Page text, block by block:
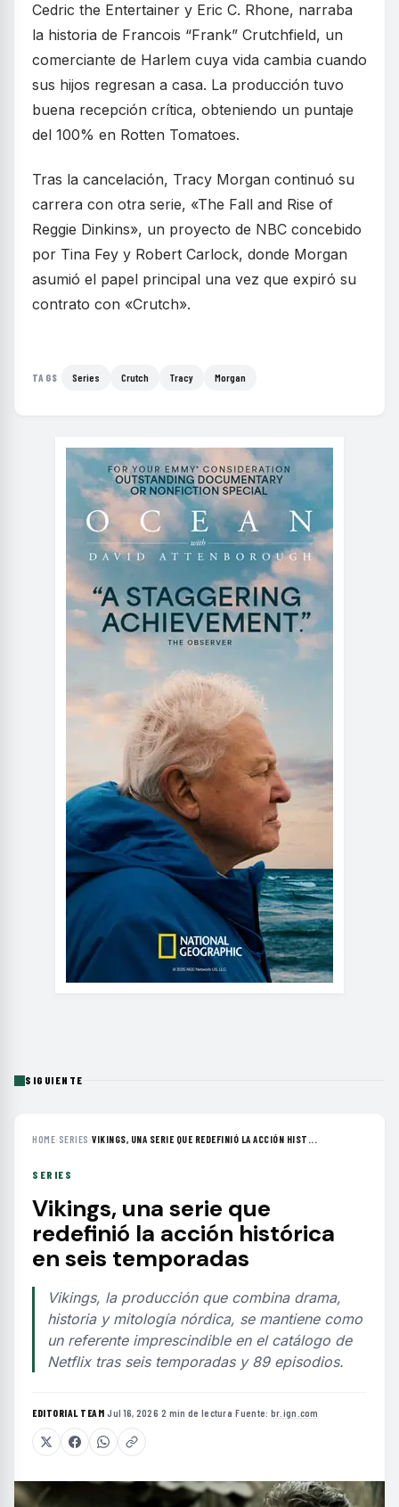
Cedric the Entertainer y Eric C. Rhone, narraba
la historia de Francois “Frank” Crutchfield, un
comerciante de Harlem cuya vida cambia cuando
sus hijos regresan a casa. La producción tuvo
buena recepción crítica, obteniendo un puntaje
del 100% en Rotten Tomatoes.
Tras la cancelación, Tracy Morgan continuó su
carrera con otra serie, «The Fall and Rise of
Reggie Dinkins», un proyecto de NBC concebido
por Tina Fey y Robert Carlock, donde Morgan
asumió el papel principal una vez que expiró su
contrato con «Crutch».
TAGS Series Crutch Tracy Morgan
SIGUIENTE
HOME› SERIES ›VIKINGS, UNA SERIE QUE REDEFINIÓ LA ACCIÓN HIST...
SERIES
Vikings, una serie que
redefinió la acción histórica
en seis temporadas
Vikings, la producción que combina drama,
historia y mitología nórdica, se mantiene como
un referente imprescindible en el catálogo de
Netflix tras seis temporadas y 89 episodios.
EDITORIAL TEAM·Jul 16, 2026·2 min de lectura·Fuente: br.ign.com